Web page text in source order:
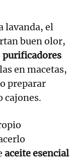
lavanda, el
buen olor,
purificadores
en macetas,
preparar
cajones.
aceite esencial